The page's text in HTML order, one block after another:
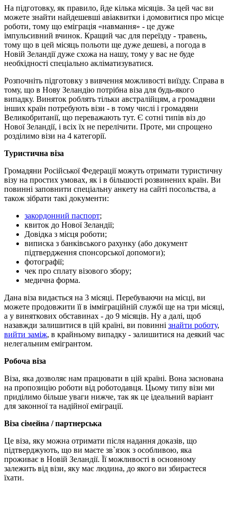
На підготовку, як правило, йде кілька місяців. За цей час ви
можете знайти найдешевші авіаквитки і домовитися про місце
роботи, тому що еміграція «навмання» - це дуже
імпульсивний вчинок. Кращий час для переїзду - травень,
тому що в цей місяць польоти ще дуже дешеві, а погода в
Новій Зеландії дуже схожа на нашу, тому у вас не буде
необхідності спеціально акліматизуватися.
Розпочніть підготовку з вивчення можливості виїзду. Справа в
тому, що в Нову Зеландію потрібна віза для будь-якого
випадку. Виняток роблять тільки австралійцям, а громадяни
інших країн потребують візи - в тому числі і громадяни
Великобританії, що переважають тут. Є сотні типів віз до
Нової Зеландії, і всіх їх не перелічити. Проте, ми спрощено
розділимо візи на 4 категорії.
Туристична віза
Громадяни Російської Федерації можуть отримати туристичну
візу на простих умовах, як і в більшості розвинених країн. Ви
повинні заповнити спеціальну анкету на сайті посольства, а
також зібрати такі документи:
закордонний паспорт;
квиток до Нової Зеландії;
Довідка з місця роботи;
виписка з банківського рахунку (або документ
підтвердження спонсорської допомоги);
фотографії;
чек про сплату візового збору;
медична форма.
Дана віза видається на 3 місяці. Перебуваючи на місці, ви
можете продовжити її в імміграційній службі ще на три місяці,
а у виняткових обставинах - до 9 місяців. Ну а далі, щоб
назавжди залишитися в цій країні, ви повинні знайти роботу,
вийти заміж, в крайньому випадку - залишитися на деякий час
нелегальним емігрантом.
Робоча віза
Віза, яка дозволяє нам працювати в цій країні. Вона заснована
на пропозицію роботи від роботодавця. Цьому типу візи ми
приділимо більше уваги нижче, так як це ідеальний варіант
для законної та надійної еміграції.
Віза сімейна / партнерська
Це віза, яку можна отримати після надання доказів, що
підтверджують, що ви маєте зв`язок з особливою, яка
проживає в Новій Зеландії. Її можливості в основному
залежить від візи, яку має людина, до якого ви збираєтеся
їхати.